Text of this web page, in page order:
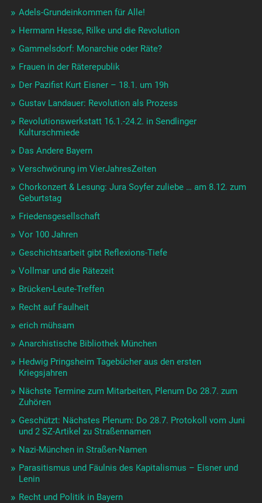
Adels-Grundeinkommen für Alle!
Hermann Hesse, Rilke und die Revolution
Gammelsdorf: Monarchie oder Räte?
Frauen in der Räterepublik
Der Pazifist Kurt Eisner – 18.1. um 19h
Gustav Landauer: Revolution als Prozess
Revolutionswerkstatt 16.1.-24.2. in Sendlinger
Kulturschmiede
Das Andere Bayern
Verschwörung im VierJahresZeiten
Chorkonzert & Lesung: Jura Soyfer zuliebe … am 8.12. zum
Geburtstag
Friedensgesellschaft
Vor 100 Jahren
Geschichtsarbeit gibt Reflexions-Tiefe
Vollmar und die Rätezeit
Brücken-Leute-Treffen
Recht auf Faulheit
erich mühsam
Anarchistische Bibliothek München
Hedwig Pringsheim Tagebücher aus den ersten
Kriegsjahren
Nächste Termine zum Mitarbeiten, Plenum Do 28.7. zum
Zuhören
Geschützt: Nächstes Plenum: Do 28.7. Protokoll vom Juni
und 2 SZ-Artikel zu Straßennamen
Nazi-München in Straßen-Namen
Parasitismus und Fäulnis des Kapitalismus – Eisner und
Lenin
Recht und Politik in Bayern